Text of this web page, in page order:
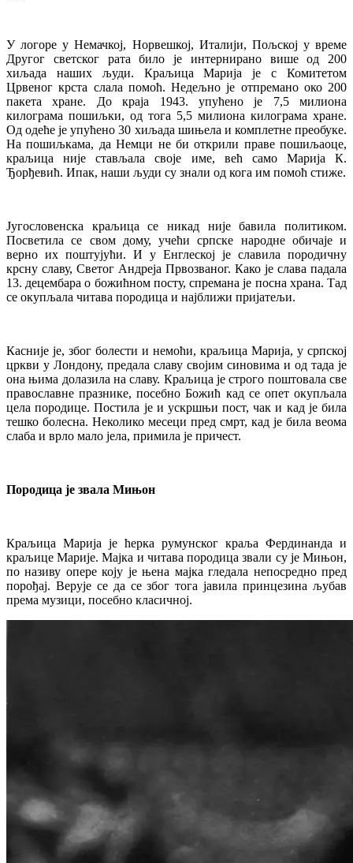
У логоре у Немачкој, Норвешкој, Италији, Пољској у време
Другог светског рата било је интернирано више од 200
хиљада наших људи. Краљица Марија је с Комитетом
Црвеног крста слала помоћ. Недељно је отпремано око 200
пакета хране. До краја 1943. упућено је 7,5 милиона
килограма пошиљки, од тога 5,5 милиона килограма хране.
Од одеће је упућено 30 хиљада шињела и комплетне преобуке.
На пошиљкама, да Немци не би открили праве пошиљаоце,
краљица није стављала своје име, већ само Марија К.
Ђорђевић. Ипак, наши људи су знали од кога им помоћ стиже.
Југословенска краљица се никад није бавила политиком.
Посветила се свом дому, учећи српске народне обичаје и
верно их поштујући. И у Енглеској је славила породичну
крсну славу, Светог Андреја Првозваног. Како је слава падала
13. децембара о божићном посту, спремана је посна храна. Тад
се окупљала читава породица и најближи пријатељи.
Касније је, због болести и немоћи, краљица Марија, у српској
цркви у Лондону, предала славу својим синовима и од тада је
она њима долазила на славу. Краљица је строго поштовала све
православне празнике, посебно Божић кад се опет окупљала
цела породице. Постила је и ускршњи пост, чак и кад је била
тешко болесна. Неколико месеци пред смрт, кад је била веома
слаба и врло мало јела, примила је причест.
Породица је звала Мињон
Краљица Марија је ћерка румунског краља Фердинанда и
краљице Марије. Мајка и читава породица звали су је Мињон,
по називу опере коју је њена мајка гледала непосредно пред
порођај. Верује се да се због тога јавила принцезина љубав
према музици, посебно класичној.